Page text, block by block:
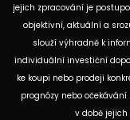
jejich zpracování je
objektivní, aktuální a
slouží výhradně k
individuální investiční
ke koupi nebo prodeji
prognózy nebo
v době